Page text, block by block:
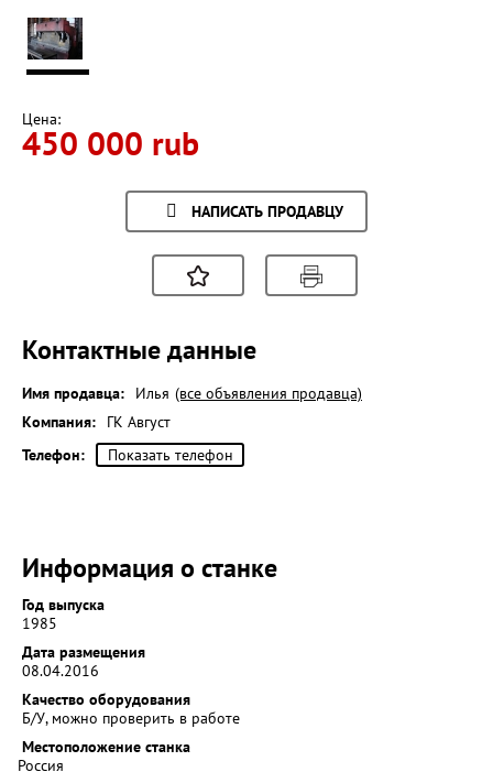
Цена:
450 000 rub
НАПИСАТЬ ПРОДАВЦУ
Контактные данные
Имя продавца: Илья (все объявления продавца)
Компания:
ГК Август
Телефон:
Показать телефон
Информация о станке
Год выпуска
1985
Дата размещения
08.04.2016
Качество оборудования
Б/У, можно проверить в работе
Местоположение станка
Россия